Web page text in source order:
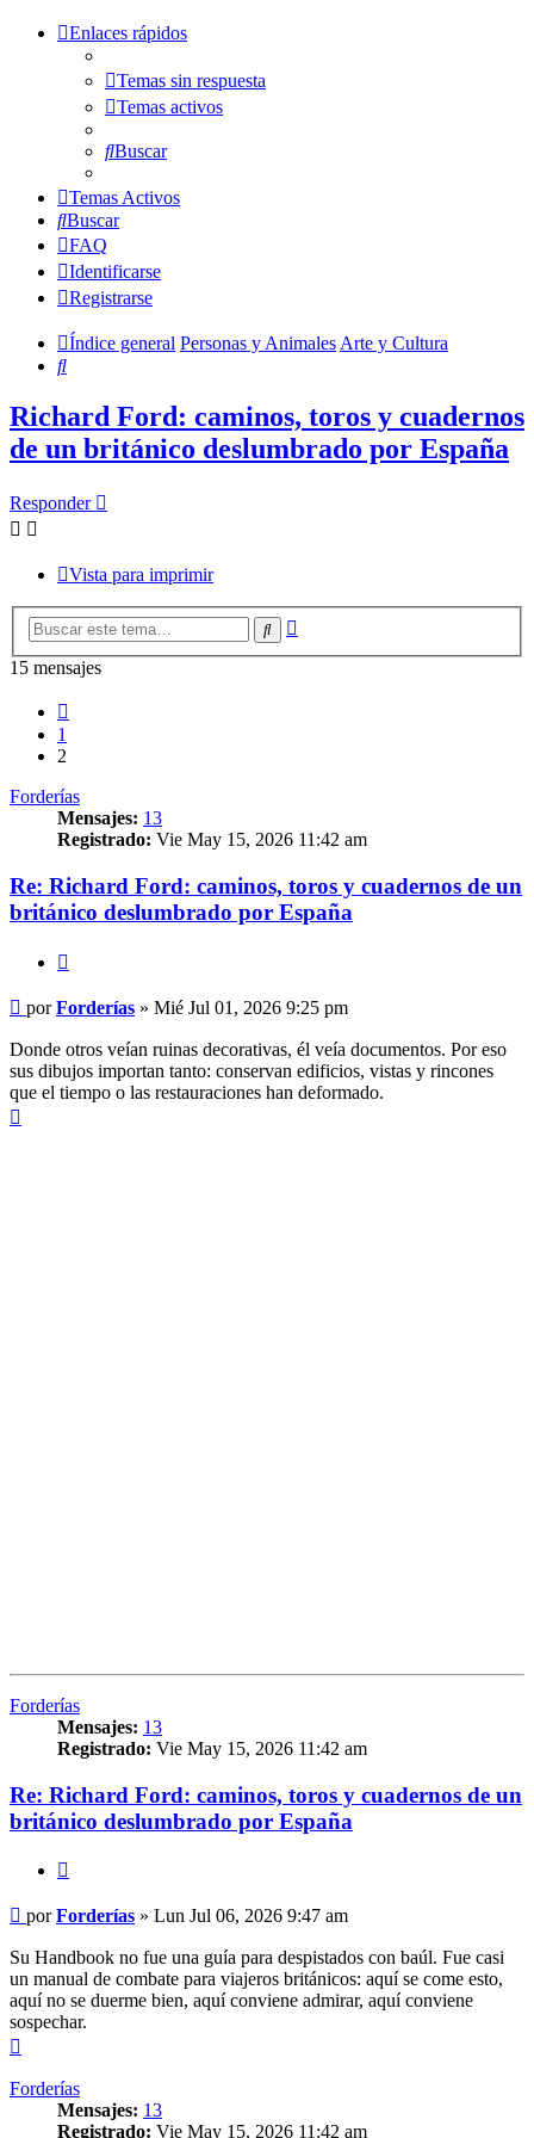
Enlaces rápidos
Temas sin respuesta
Temas activos
Buscar
Temas Activos
Buscar
FAQ
Identificarse
Registrarse
Índice general Personas y Animales Arte y Cultura
Buscar
Richard Ford: caminos, toros y cuadernos
de un británico deslumbrado por España
Responder
Vista para imprimir
Buscar
15 mensajes
1
2
Forderías
Mensajes: 13
Registrado: Vie May 15, 2026 11:42 am
Re: Richard Ford: caminos, toros y cuadernos de un
británico deslumbrado por España
Mensaje
porForderías » Mié Jul 01, 2026 9:25 pm
Donde otros veían ruinas decorativas, él veía documentos. Por eso
sus dibujos importan tanto: conservan edificios, vistas y rincones
que el tiempo o las restauraciones han deformado.
Forderías
Mensajes: 13
Registrado: Vie May 15, 2026 11:42 am
Re: Richard Ford: caminos, toros y cuadernos de un
británico deslumbrado por España
Mensaje
porForderías » Lun Jul 06, 2026 9:47 am
Su Handbook no fue una guía para despistados con baúl. Fue casi
un manual de combate para viajeros británicos: aquí se come esto,
aquí no se duerme bien, aquí conviene admirar, aquí conviene
sospechar.
Forderías
Mensajes: 13
Registrado: Vie May 15, 2026 11:42 am